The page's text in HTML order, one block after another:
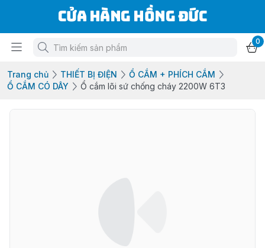
Cửa Hàng Hồng Đức
0
Trang chủ THIẾT BỊ ĐIỆN
Ổ CẮM + PHÍCH CẮM
Ổ CẮM CÓ DÂY
Ổ cắm lõi sứ chống cháy 2200W 6T3